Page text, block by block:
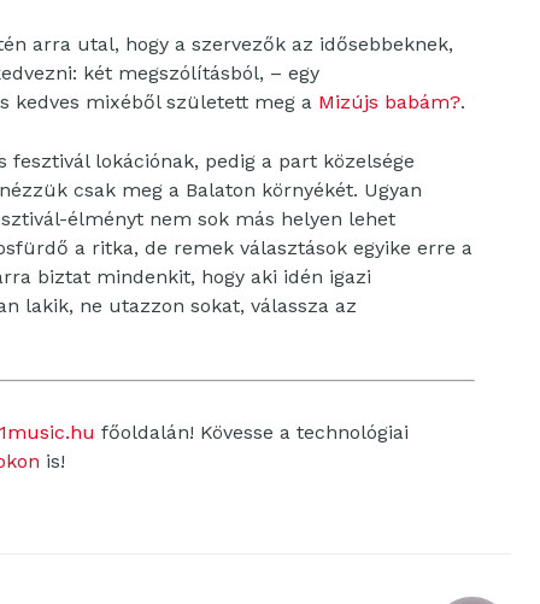
arra utal, hogy a szervezők az idősebbeknek,
két megszólításból, – egy
kedves mixéből született meg a Mizújs babám?.
lokációnak, pedig a part közelsége
csak meg a Balaton környékét. Ugyan
élményt nem sok más helyen lehet
a ritka, de remek választások egyike erre a
biztat mindenkit, hogy aki idén igazi
lakik, ne utazzon sokat, válassza az
1music.hu főoldalán! Kövesse a technológiai
is!